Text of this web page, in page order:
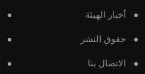
أخبار الهيئة
حقوق النشر
الاتصال بنا